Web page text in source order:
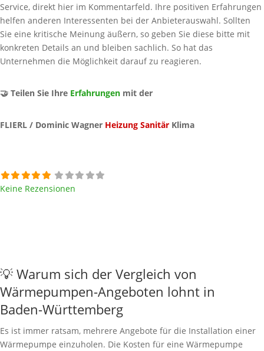
Service, direkt hier im Kommentarfeld. Ihre positiven Erfahrungen
helfen anderen Interessenten bei der Anbieterauswahl. Sollten
Sie eine kritische Meinung äußern, so geben Sie diese bitte mit
konkreten Details an und bleiben sachlich. So hat das
Unternehmen die Möglichkeit darauf zu reagieren.
🤝 Teilen Sie Ihre Erfahrungen mit der
FLIERL / Dominic Wagner Heizung Sanitär Klima
Keine Rezensionen
💡 Warum sich der Vergleich von
Wärmepumpen-Angeboten lohnt in
Baden-Württemberg
Es ist immer ratsam, mehrere Angebote für die Installation einer
Wärmepumpe einzuholen. Die Kosten für eine Wärmepumpe